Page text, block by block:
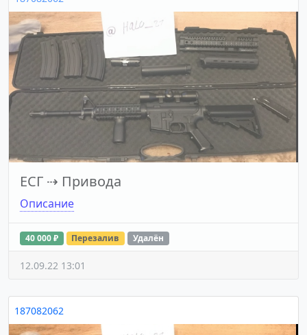
ЕСГ ⇢ Привода
Описание
40 000 ₽ Перезалив Удалён
12.09.22 13:01
187082062